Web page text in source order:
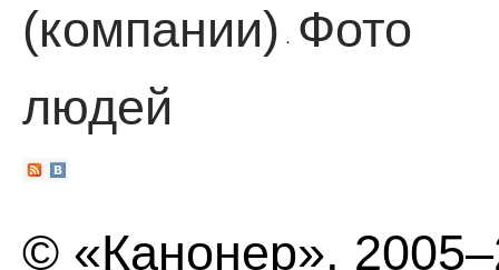
(компании)
·
Фото
людей
© «Канонер»,